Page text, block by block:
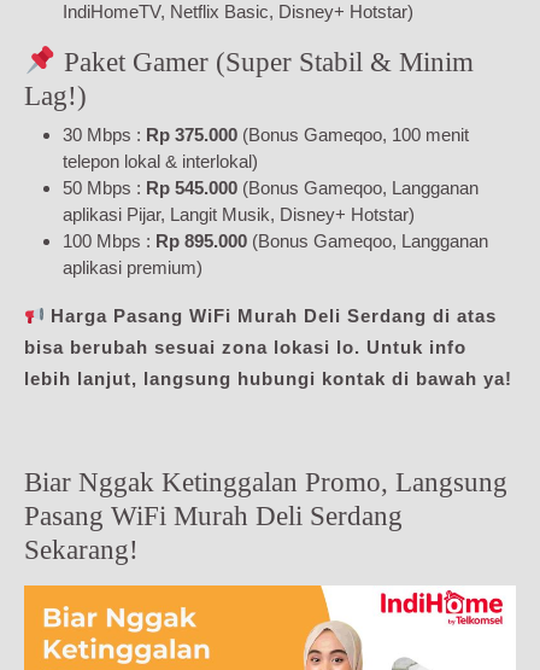
IndiHomeTV, Netflix Basic, Disney+ Hotstar)
Paket Gamer (Super Stabil & Minim
Lag!)
30 Mbps : Rp 375.000 (Bonus Gameqoo, 100 menit
telepon lokal & interlokal)
50 Mbps : Rp 545.000 (Bonus Gameqoo, Langganan
aplikasi Pijar, Langit Musik, Disney+ Hotstar)
100 Mbps : Rp 895.000 (Bonus Gameqoo, Langganan
aplikasi premium)
Harga Pasang WiFi Murah Deli Serdang di atas
bisa berubah sesuai zona lokasi lo. Untuk info
lebih lanjut, langsung hubungi kontak di bawah ya!
Biar Nggak Ketinggalan Promo, Langsung
Pasang WiFi Murah Deli Serdang
Sekarang!